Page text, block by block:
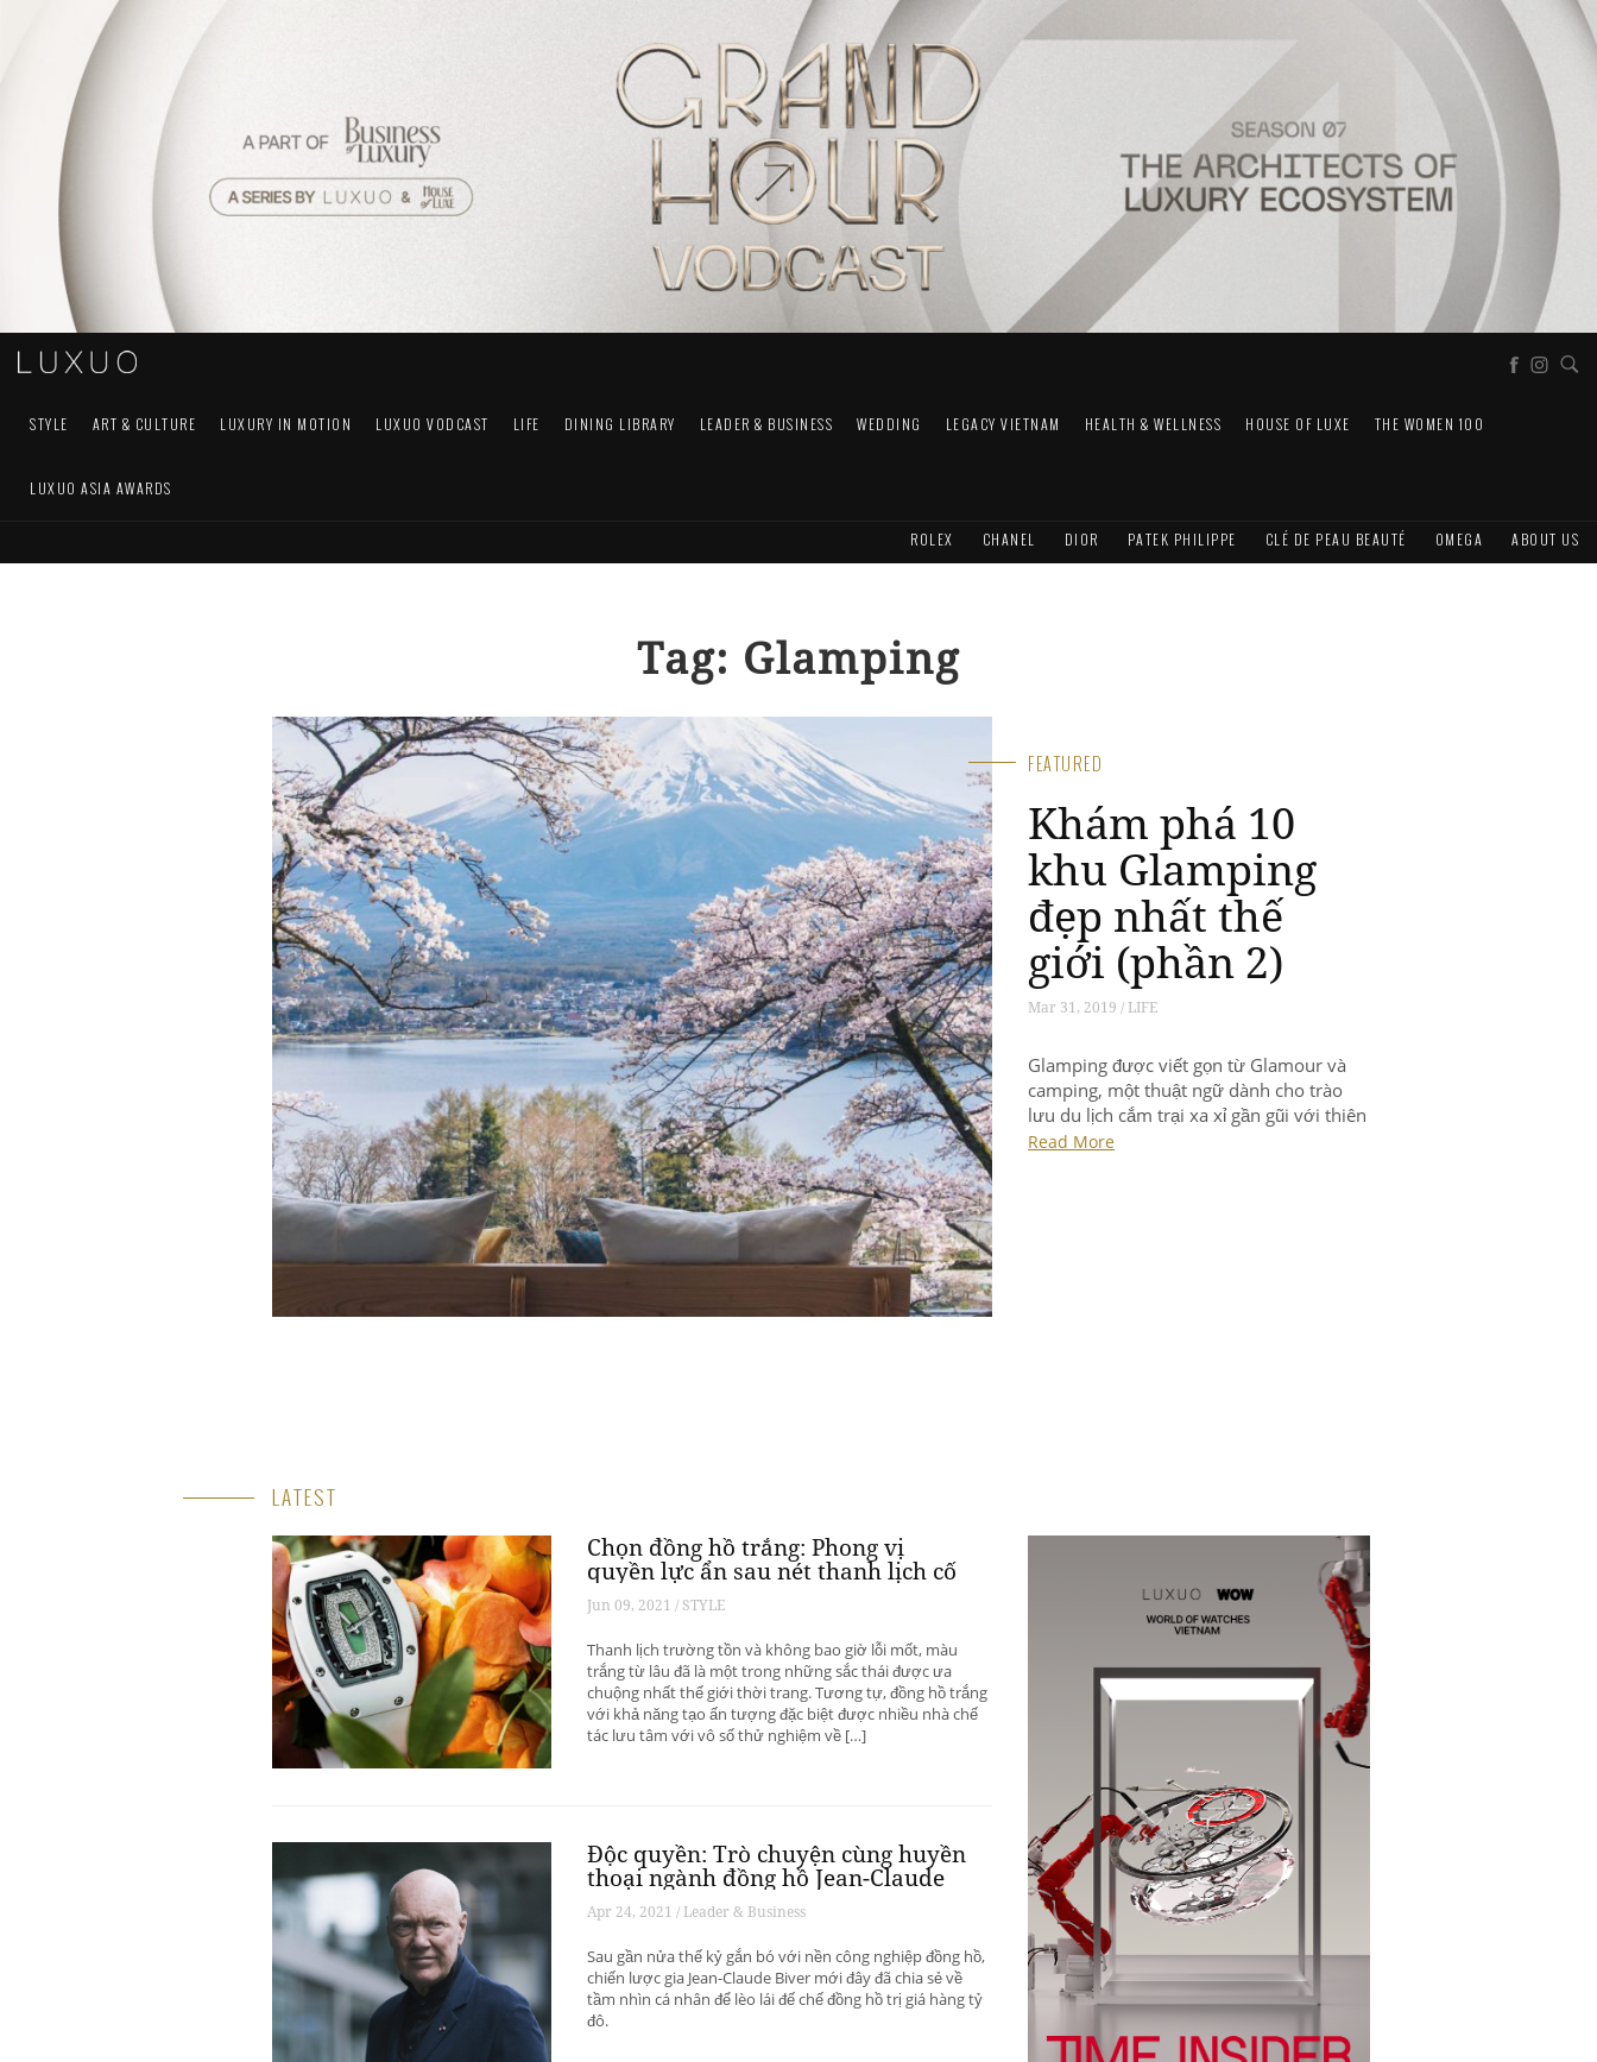
STYLE ART & CULTURE LUXURY IN MOTION LUXUO VODCAST LIFE DINING LIBRARY LEADER & BUSINESS WEDDING LEGACY VIETNAM HEALTH & WELLNESS HOUSE OF LUXE THE WOMEN 100
LUXUO ASIA AWARDS
ROLEX CHANEL DIOR PATEK PHILIPPE CLÉ DE PEAU BEAUTÉ OMEGA ABOUT US
Tag: Glamping
FEATURED
Khám phá 10
khu Glamping
đẹp nhất thế
giới (phần 2)
Mar 31, 2019 / LIFE
Glamping được viết gọn từ Glamour và
camping, một thuật ngữ dành cho trào
lưu du lịch cắm trại xa xỉ gần gũi với thiên
nhiên. Dưới đây là 5 điểm đến Glamping
Read More
LATEST
Chọn đồng hồ trắng: Phong vị
quyền lực ẩn sau nét thanh lịch cố
hữu
Jun 09, 2021 / STYLE
Thanh lịch trường tồn và không bao giờ lỗi mốt, màu
trắng từ lâu đã là một trong những sắc thái được ưa
chuộng nhất thế giới thời trang. Tương tự, đồng hồ trắng
với khả năng tạo ấn tượng đặc biệt được nhiều nhà chế
tác lưu tâm với vô số thử nghiệm về […]
Độc quyền: Trò chuyện cùng huyền
thoại ngành đồng hồ Jean-Claude
Biver
Apr 24, 2021 / Leader & Business
Sau gần nửa thế kỷ gắn bó với nền công nghiệp đồng hồ,
chiến lược gia Jean-Claude Biver mới đây đã chia sẻ về
tầm nhìn cá nhân để lèo lái đế chế đồng hồ trị giá hàng tỷ
đô.